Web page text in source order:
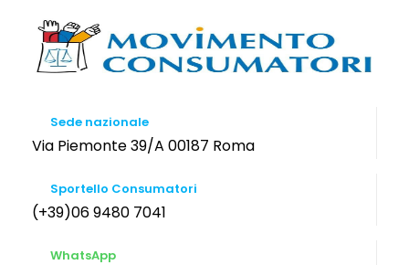
Sede nazionale
Via Piemonte 39/A 00187 Roma
Sportello Consumatori
(+39)06 9480 7041
WhatsApp